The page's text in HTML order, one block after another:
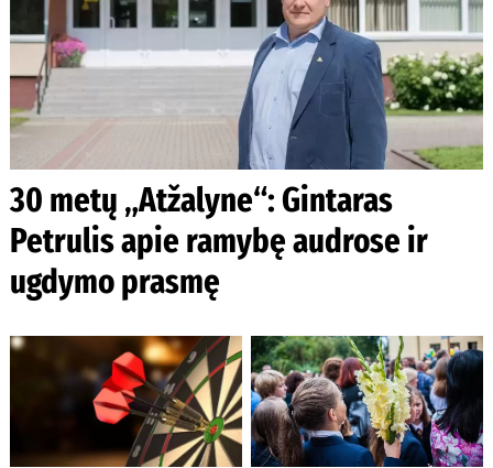
30 metų „Atžalyne“: Gintaras
Petrulis apie ramybę audrose ir
ugdymo prasmę